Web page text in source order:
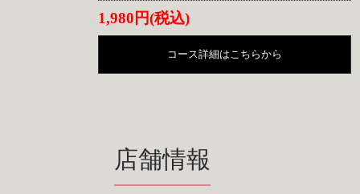
1,980円(税込)
コース詳細はこちらから
店舗情報